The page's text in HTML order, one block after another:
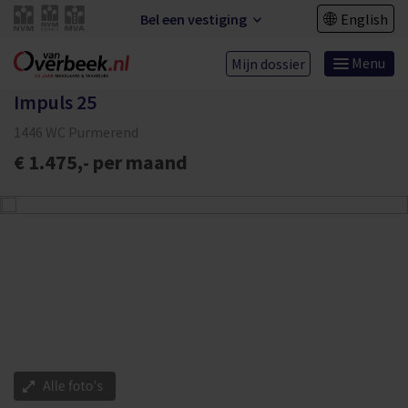
Bel een vestiging English
Mijn dossier Menu
Impuls 25
1446 WC Purmerend
€ 1.475,- per maand